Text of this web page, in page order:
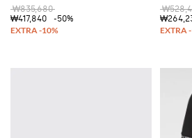
₩835,680
₩417,840
-50%